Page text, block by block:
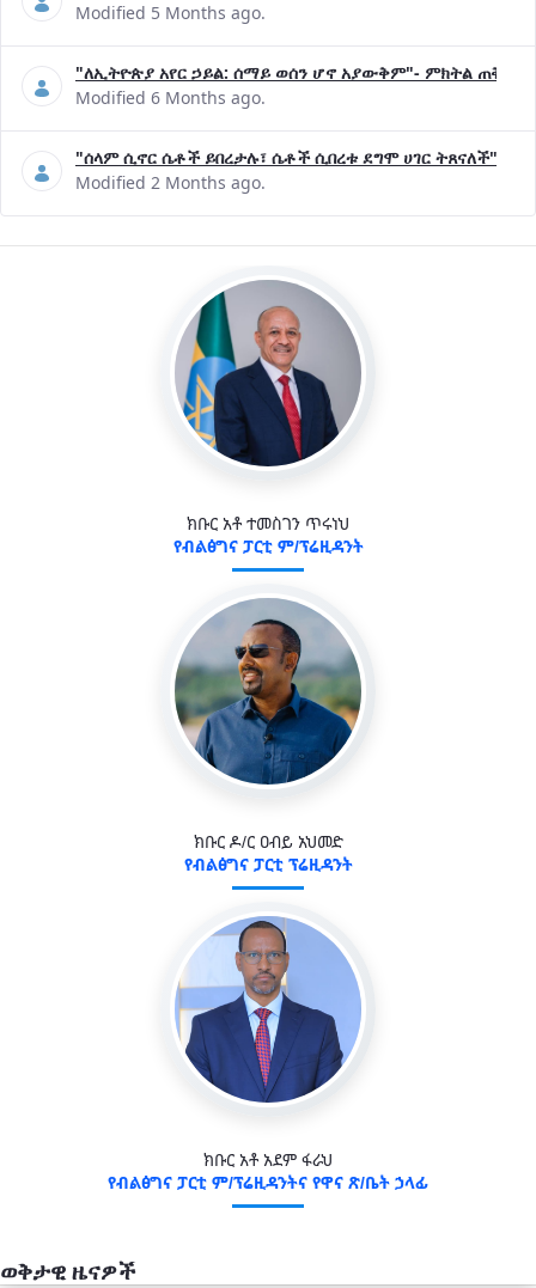
Modified 5 Months ago.
"ለኢትዮጵያ አየር ኃይል: ሰማይ ወሰን ሆኖ አያውቅም"- ምክትል ጠቅላይ
Modified 6 Months ago.
"ሰላም ሲኖር ሴቶች ይበረታሉ፣ ሴቶች ሲበረቱ ደግሞ ሀገር ትጸናለች"-
Modified 2 Months ago.
ክቡር አቶ ተመስገን ጥሩነህ
የብልፅግና ፓርቲ ም/ፕሬዚዳንት
ክቡር ዶ/ር ዐብይ አህመድ
የብልፅግና ፓርቲ ፕሬዚዳንት
ክቡር አቶ አደም ፋራህ
የብልፅግና ፓርቲ ም/ፕሬዚዳንትና የዋና ጽ/ቤት ኃላፊ
ወቅታዊ ዜናዎች